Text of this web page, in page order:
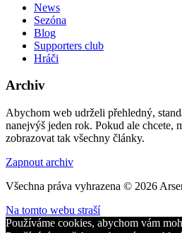
News
Sezóna
Blog
Supporters club
Hráči
Archiv
Abychom web udrželi přehledný,
nanejvýš jeden rok. Pokud ale chcete,
zobrazovat tak všechny články.
Zapnout archiv
Všechna práva vyhrazena © 2026
Na tomto webu straší
Používáme cookies, abychom vám